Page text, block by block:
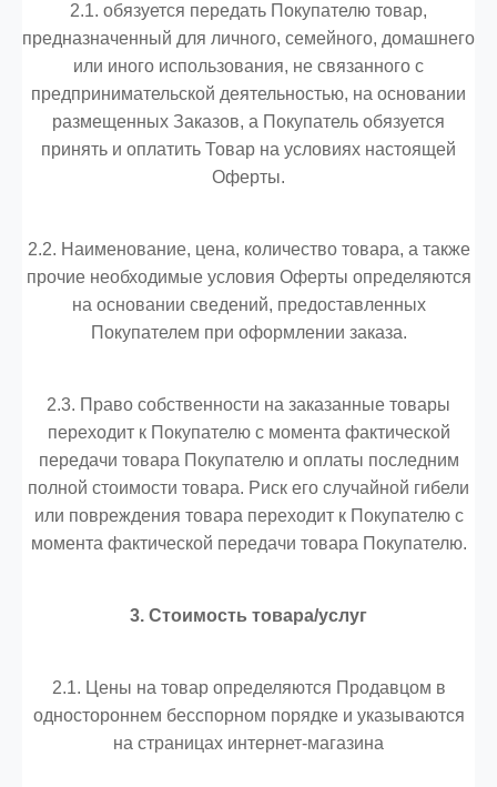
2.1. обязуется передать Покупателю товар,
предназначенный для личного, семейного, домашнего
или иного использования, не связанного с
предпринимательской деятельностью, на основании
размещенных Заказов, а Покупатель обязуется
принять и оплатить Товар на условиях настоящей
Оферты.
2.2. Наименование, цена, количество товара, а также
прочие необходимые условия Оферты определяются
на основании сведений, предоставленных
Покупателем при оформлении заказа.
2.3. Право собственности на заказанные товары
переходит к Покупателю с момента фактической
передачи товара Покупателю и оплаты последним
полной стоимости товара. Риск его случайной гибели
или повреждения товара переходит к Покупателю с
момента фактической передачи товара Покупателю.
3. Стоимость товара/услуг
2.1. Цены на товар определяются Продавцом в
одностороннем бесспорном порядке и указываются
на страницах интернет-магазина